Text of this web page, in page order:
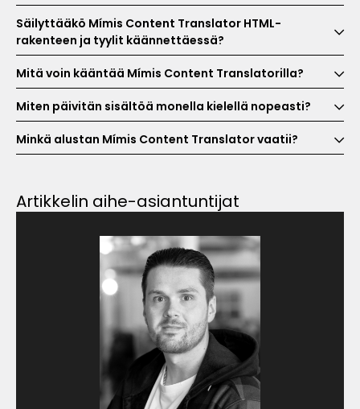
Säilyttääkö Mímis Content Translator HTML-
rakenteen ja tyylit käännettäessä?
Mitä voin kääntää Mímis Content Translatorilla?
Miten päivitän sisältöä monella kielellä nopeasti?
Minkä alustan Mímis Content Translator vaatii?
Artikkelin aihe-asiantuntijat